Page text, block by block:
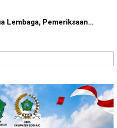
Lembaga, Pemeriksaan…